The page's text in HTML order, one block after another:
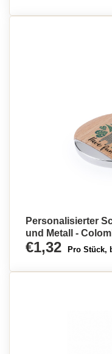
Personalisierter
und Metall -
€1,32 Pro Stück,